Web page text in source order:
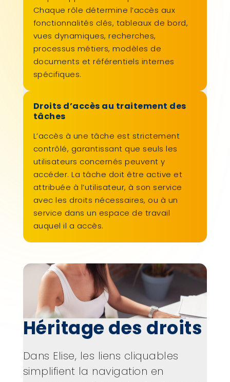
Chaque rôle détermine l’accès aux
fonctionnalités clés, tableaux de bord,
vues dynamiques, recherches,
processus métiers, modèles de
documents et référentiels internes
spécifiques.
Droits d’accès au traitement des
tâches
L’accès à une tâche est strictement
contrôlé, garantissant que seuls les
utilisateurs concernés peuvent y
accéder. La tâche doit être active et
attribuée à l’utilisateur, à son service
avec les droits nécessaires, ou à un
service dans un espace de travail
auquel il a accès.
Héritage des droits
Dans Elise, les liens cliquables
simplifient la navigation en